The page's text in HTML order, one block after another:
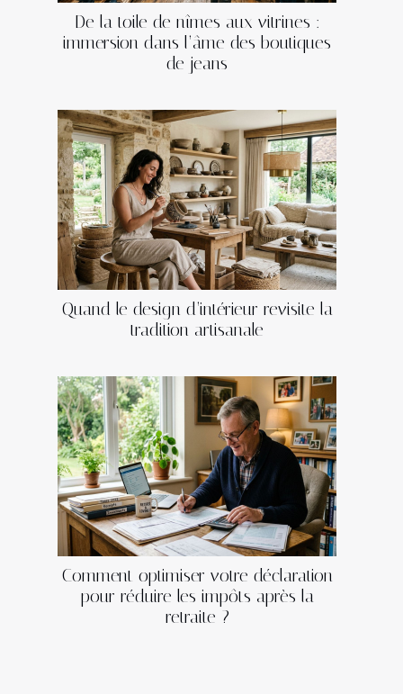
De la toile de nîmes aux vitrines :
immersion dans l’âme des boutiques
de jeans
Quand le design d’intérieur revisite la
tradition artisanale
Comment optimiser votre déclaration
pour réduire les impôts après la
retraite ?